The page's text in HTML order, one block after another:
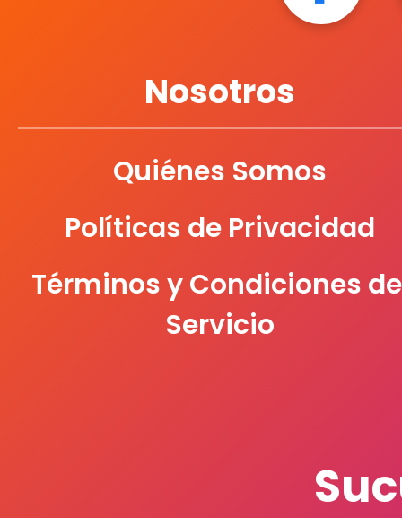
Nosotros
Quiénes Somos
Políticas de Privacidad
Términos y Condiciones
Servicio